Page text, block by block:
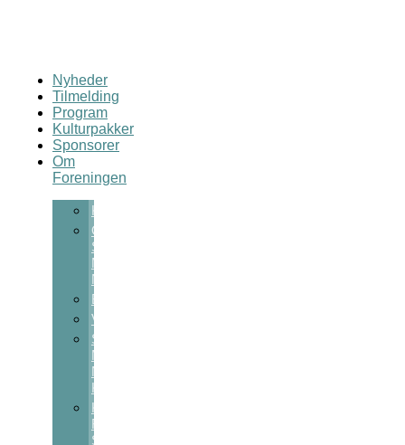
Nyheder
Tilmelding
Program
Kulturpakker
Sponsorer
Om
Foreningen
Kontakt
Om
Sct
Michaels
Nat
Bestyrelsen
Vedtægter
Sct
Michaels
Nats
Kulturpris
Kulturstøtte
Fra
Sct